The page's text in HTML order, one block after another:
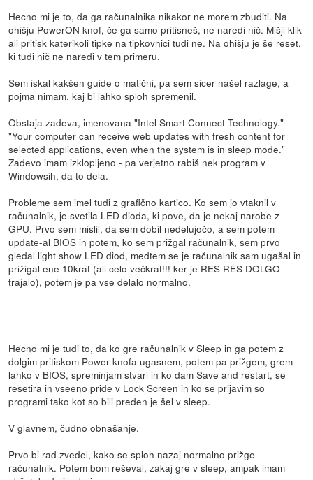
Hecno mi je to, da ga računalnika nikakor ne morem zbuditi. Na
ohišju PowerON knof, če ga samo pritisneš, ne naredi nič. Mišji klik
ali pritisk katerikoli tipke na tipkovnici tudi ne. Na ohišju je še reset,
ki tudi nič ne naredi v tem primeru.
Sem iskal kakšen guide o matični, pa sem sicer našel razlage, a
pojma nimam, kaj bi lahko sploh spremenil.
Obstaja zadeva, imenovana "Intel Smart Connect Technology."
"Your computer can receive web updates with fresh content for
selected applications, even when the system is in sleep mode."
Zadevo imam izklopljeno - pa verjetno rabiš nek program v
Windowsih, da to dela.
Probleme sem imel tudi z grafično kartico. Ko sem jo vtaknil v
računalnik, je svetila LED dioda, ki pove, da je nekaj narobe z
GPU. Prvo sem mislil, da sem dobil nedelujočo, a sem potem
update-al BIOS in potem, ko sem prižgal računalnik, sem prvo
gledal light show LED diod, medtem se je računalnik sam ugašal in
prižigal ene 10krat (ali celo večkrat!!! ker je RES RES DOLGO
trajalo), potem je pa vse delalo normalno.
---
Hecno mi je tudi to, da ko gre računalnik v Sleep in ga potem z
dolgim pritiskom Power knofa ugasnem, potem pa prižgem, grem
lahko v BIOS, spreminjam stvari in ko dam Save and restart, se
resetira in vseeno pride v Lock Screen in ko se prijavim so
programi tako kot so bili preden je šel v sleep.
V glavnem, čudno obnašanje.
Prvo bi rad zvedel, kako se sploh nazaj normalno prižge
računalnik. Potem bom reševal, zakaj gre v sleep, ampak imam